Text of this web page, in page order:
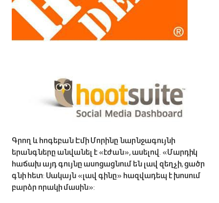
Գրող և հոգեբան Էմի Մորինը նարնջագույնի
երանգները անվանել է «էժան», ասելով. «Մարդիկ
հաճախ այդ գույնը ասոցացնում են լավ զեղչի, ցածր
գնի հետ: Սակայն «լավ գինը» հազվադեպ է խոսում
բարձր որակի մասին»: